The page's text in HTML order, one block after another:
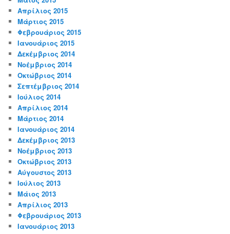
Απρίλιος 2015
Μάρτιος 2015
Φεβρουάριος 2015
Ιανουάριος 2015
Δεκέμβριος 2014
Νοέμβριος 2014
Οκτώβριος 2014
Σεπτέμβριος 2014
Ιούλιος 2014
Απρίλιος 2014
Μάρτιος 2014
Ιανουάριος 2014
Δεκέμβριος 2013
Νοέμβριος 2013
Οκτώβριος 2013
Αύγουστος 2013
Ιούλιος 2013
Μάιος 2013
Απρίλιος 2013
Φεβρουάριος 2013
Ιανουάριος 2013